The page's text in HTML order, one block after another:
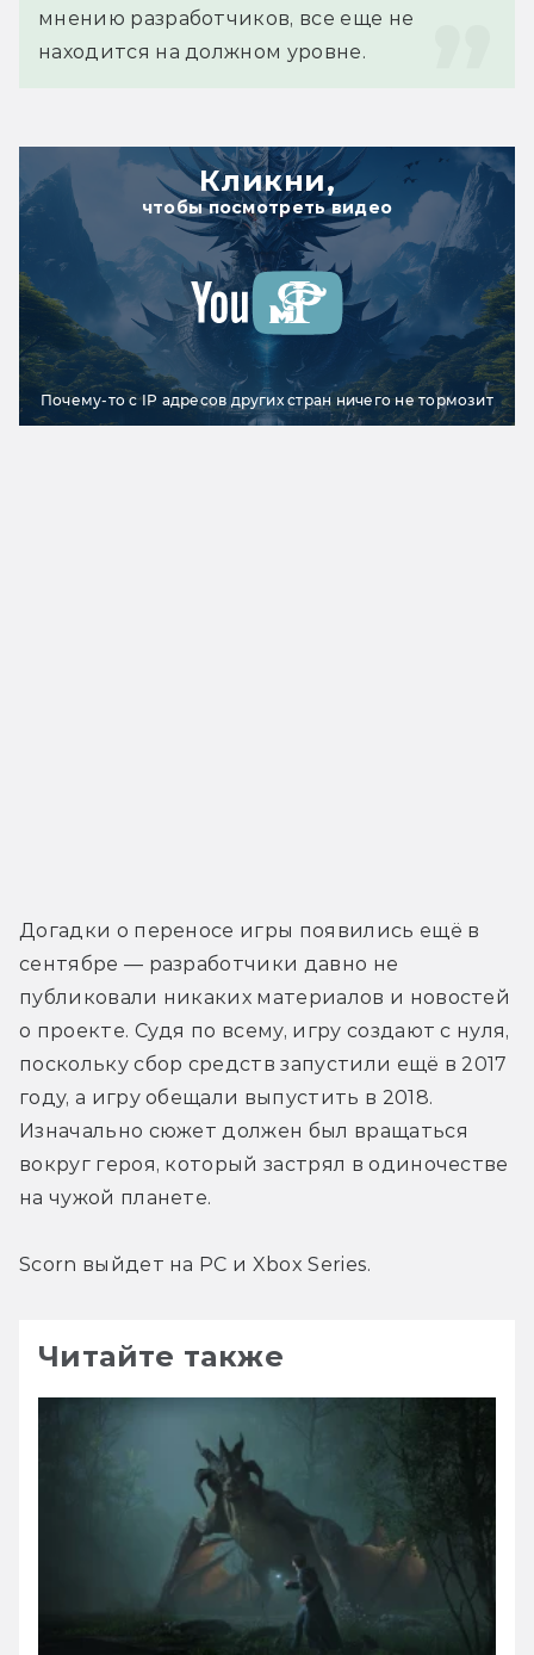
мнению разработчиков, все еще не
находится на должном уровне.
Кликни,
чтобы посмотреть видео
Почему-то с IP адресов других стран ничего не тормозит
Догадки о переносе игры появились ещё в
сентябре — разработчики давно не
публиковали никаких материалов и новостей
о проекте. Судя по всему, игру создают с нуля,
поскольку сбор средств запустили ещё в 2017
году, а игру обещали выпустить в 2018.
Изначально сюжет должен был вращаться
вокруг героя, который застрял в одиночестве
на чужой планете.
Scorn выйдет на PC и Xbox Series.
Читайте также